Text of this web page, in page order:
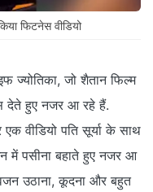
फिटनेस वीडियो
ज्योतिका, जो शैतान फिल्म
देते हुए नजर आ रहे हैं.
वीडियो पति सूर्या के साथ
में पसीना बहाते हुए नजर आ
उठाना, कूदना और बहुत